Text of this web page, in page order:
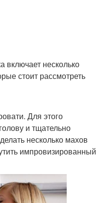
включает несколько
стоит рассмотреть
Для этого
и тщательно
несколько махов
импровизированный